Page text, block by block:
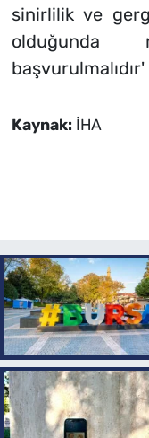
sinirlilik ve
Kaynak: İHA